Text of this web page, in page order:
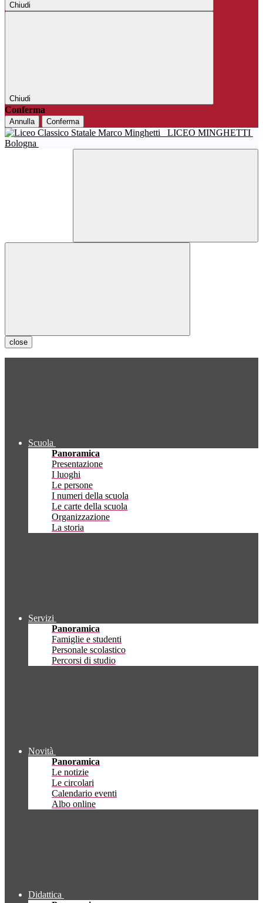
Chiudi
Chiudi
Conferma
Annulla Conferma
LICEO MINGHETTI
Bologna
close
Scuola
Panoramica
Presentazione
I luoghi
Le persone
I numeri della scuola
Le carte della scuola
Organizzazione
La storia
Servizi
Panoramica
Famiglie e studenti
Personale scolastico
Percorsi di studio
Novità
Panoramica
Le notizie
Le circolari
Calendario eventi
Albo online
Didattica